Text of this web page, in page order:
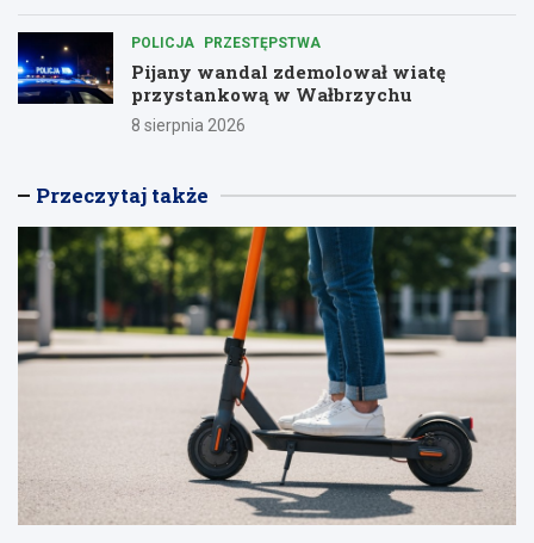
POLICJA PRZESTĘPSTWA
Pijany wandal zdemolował wiatę
przystankową w Wałbrzychu
8 sierpnia 2026
Przeczytaj także